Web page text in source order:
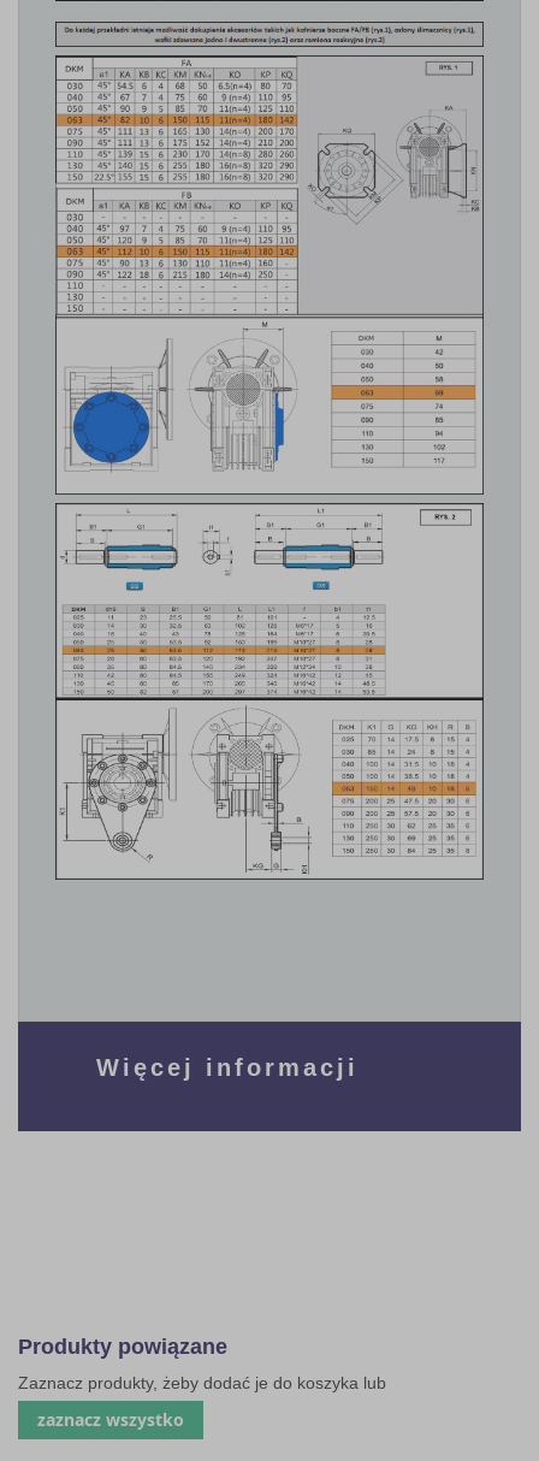
Więcej informacji
Produkty powiązane
Zaznacz produkty, żeby dodać je do koszyka lub
zaznacz wszystko